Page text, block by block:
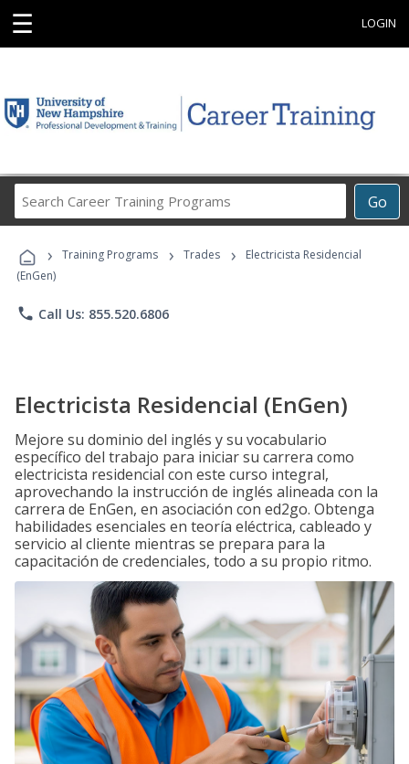
☰ LOGIN
Go
Career
Programs
› Training Programs › Trades ›
Electricista Residencial
(EnGen)
phone Call Us: 855.520.6806
Electricista Residencial (EnGen)
Mejore su dominio del inglés y su vocabulario
específico del trabajo para iniciar su carrera como
electricista residencial con este curso integral,
aprovechando la instrucción de inglés alineada con la
carrera de EnGen, en asociación con ed2go. Obtenga
habilidades esenciales en teoría eléctrica, cableado y
servicio al cliente mientras se prepara para la
capacitación de credenciales, todo a su propio ritmo.